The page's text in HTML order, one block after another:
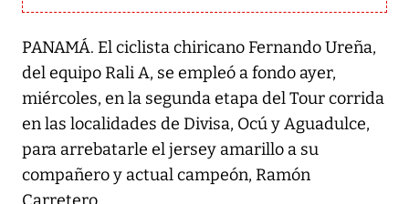
PANAMÁ. El ciclista chiricano Fernando Ureña,
del equipo Rali A, se empleó a fondo ayer,
miércoles, en la segunda etapa del Tour corrida
en las localidades de Divisa, Ocú y Aguadulce,
para arrebatarle el jersey amarillo a su
compañero y actual campeón, Ramón